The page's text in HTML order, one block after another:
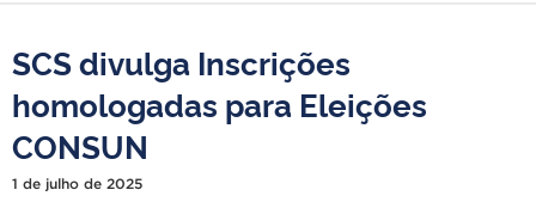
SCS divulga Inscrições
homologadas para Eleições
CONSUN
1 de julho de 2025